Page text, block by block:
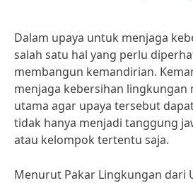
Dalam upaya untuk menjaga
salah satu hal yang perlu
membangun kemandirian.
menjaga kebersihan lingkungan
utama agar upaya tersebut
tidak hanya menjadi tanggung
atau kelompok tertentu saja.
Menurut Pakar Lingkungan dari